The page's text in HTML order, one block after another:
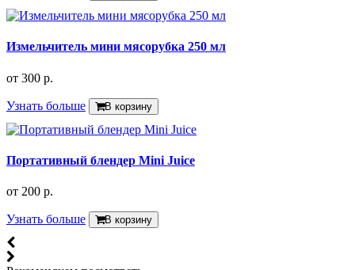
Измельчитель мини мясорубка 250 мл
от 300 р.
Узнать больше В корзину
Портативный блендер Mini Juice
от 200 р.
Узнать больше В корзину